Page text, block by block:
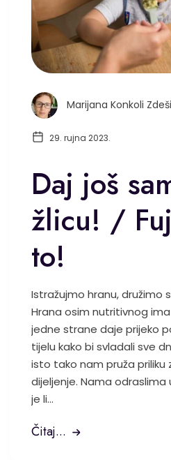
Marijana Konkoli
29. rujna 2023.
Daj još
žlicu! /
to!
Istražujmo hranu, družimo
Hrana osim nutritivnog
jedne strane daje prijeko
tijelu kako bi svladali sve
isto tako nam pruža priliku
dijeljenje. Nama
je li...
Čitaj...